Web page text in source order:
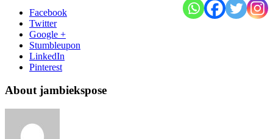
Facebook
Twitter
Google +
Stumbleupon
LinkedIn
Pinterest
About jambiekspose